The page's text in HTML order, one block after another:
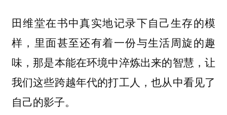
田维堂在书中真实地记录下自己生存的模
样，里面甚至还有着一份与生活周旋的趣
味，那是本能在环境中淬炼出来的智慧，让
我们这些跨越年代的打工人，也从中看见了
自己的影子。